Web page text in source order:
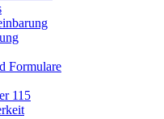
Formulare
115